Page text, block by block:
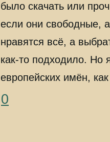
было скачать или
если они свободные,
нравятся всё, а
как-то подходило. Но
европейских имён,
0